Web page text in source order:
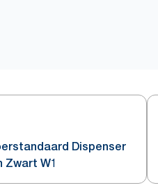
Dispenser
Zwart W1